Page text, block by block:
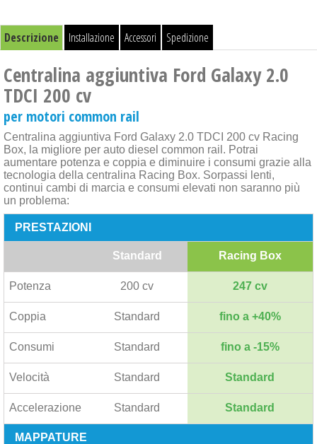
Descrizione Installazione Accessori Spedizione
Centralina aggiuntiva Ford Galaxy 2.0
TDCI 200 cv
per motori common rail
Centralina aggiuntiva Ford Galaxy 2.0 TDCI 200 cv Racing
Box, la migliore per auto diesel common rail. Potrai
aumentare potenza e coppia e diminuire i consumi grazie alla
tecnologia della centralina Racing Box. Sorpassi lenti,
continui cambi di marcia e consumi elevati non saranno più
un problema:
PRESTAZIONI
Standard Racing Box
Potenza 200 cv 247 cv
Coppia Standard fino a +40%
Consumi Standard fino a -15%
Velocità Standard Standard
Accelerazione Standard Standard
MAPPATURE